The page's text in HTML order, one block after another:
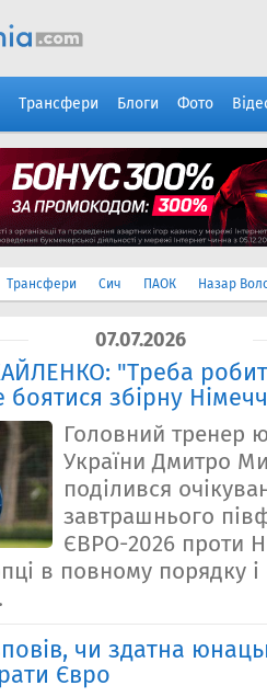
Трансфери Блоги Фото
Трансфери Сич ПАОК Назар
07.07.2026
"Треба
боятися збірну
Головний тренер
України Дмитро
поділився
завтрашнього
ЄВРО-2026 проти
в повному порядку і
чи здатна
Євро